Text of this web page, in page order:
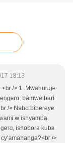
18:13
/> 1. Mwahuruje
bamwe bari
/> Naho bibereye
w’ishyamba
ishobora kuba
/>